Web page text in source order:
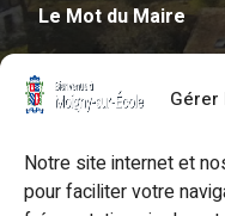
Notre site internet et
pour faciliter votre
Le Mot du Maire
Page Facebook
La CC2V
La médiathèque La
Office du tourisme